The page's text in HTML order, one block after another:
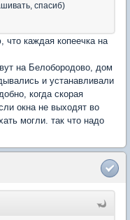
спасиб)
что каждая копеечка на
на Белобородово, дом
и устанавливали
когда скорая
окна не выходят во
могли. так что надо